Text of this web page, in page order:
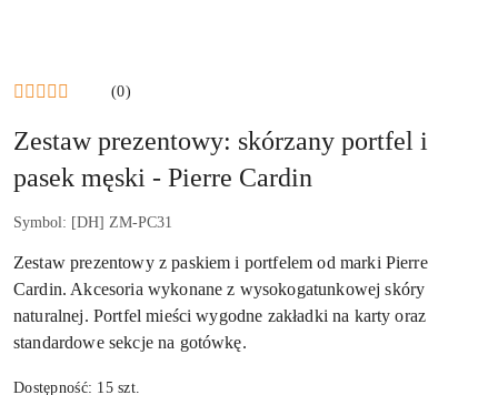
(0)
Zestaw prezentowy: skórzany portfel i
pasek męski - Pierre Cardin
Symbol: [DH] ZM-PC31
Zestaw prezentowy z paskiem i portfelem od marki Pierre
Cardin. Akcesoria wykonane z wysokogatunkowej skóry
naturalnej. Portfel mieści wygodne zakładki na karty oraz
standardowe sekcje na gotówkę.
Dostępność: 15szt.